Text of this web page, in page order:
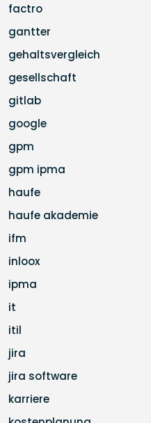
factro
gantter
gehaltsvergleich
gesellschaft
gitlab
google
gpm
gpm ipma
haufe
haufe akademie
ifm
inloox
ipma
it
itil
jira
jira software
karriere